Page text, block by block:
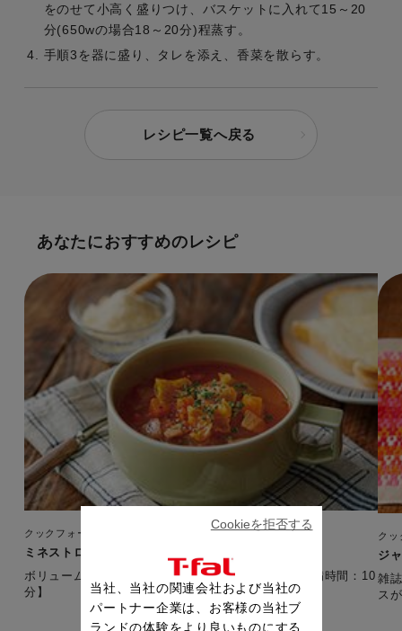
をのせて小高く盛りつけ、バスケットに入れて15～20
分(650wの場合18～20分)程蒸す。
手順3を器に盛り、タレを添え、香菜を散らす。
レシピ一覧へ戻る
あなたにおすすめのレシピ
クックフォーミー ノワール（100レシピ内蔵）
ミネストローネ
ボリュームたっぷりの野菜でヘルシースープ！ 【準備時間：10
分】
クッ
ジ
雑
当社、当社の関連会社および当社の
パートナー企業は、お客様の当社ブ
ランドの体験をより良いものにする
Cookieを拒否する